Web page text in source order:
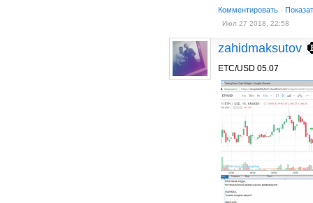
Комментировать ·
Июл 27 2018, 22:58
zahidmaksutov
ETC/USD 05.07